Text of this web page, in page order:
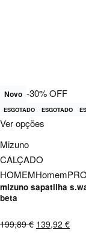
Novo -30% OFF
ESGOTADO ESGOTADO
Ver opções
Mizuno
CALÇADO
HOMEMHomem
mizuno sapatilha
beta
199,89€ 139,92 €